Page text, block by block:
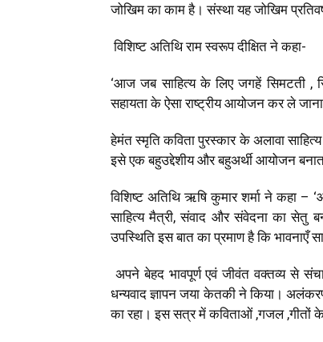
जोखिम का काम है। संस्था यह जोखिम
विशिष्ट अतिथि राम स्वरूप दीक्षित ने कहा-
‘आज जब साहित्य के लिए जगहें सिमटती ,
सहायता के ऐसा राष्ट्रीय आयोजन कर ले
हेमंत स्मृति कविता पुरस्कार के अलावा
इसे एक बहुउद्देशीय और बहुअर्थी आयोजन
विशिष्ट अतिथि ऋषि कुमार शर्मा ने कहा
साहित्य मैत्री, संवाद और संवेदना का सेतु
उपस्थिति इस बात का प्रमाण है कि भावनाएँ
अपने बेहद भावपूर्ण एवं जीवंत वक्तव्य से
धन्यवाद ज्ञापन जया केतकी ने किया।
का रहा। इस सत्र में कविताओं ,गजल ,गीतों